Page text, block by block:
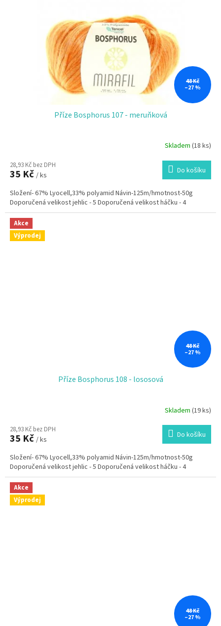
48 Kč
–27 %
Příze Bosphorus 107 - meruňková
Skladem (18 ks)
28,93 Kč bez DPH
35 Kč / ks Do košíku
Složení- 67% Lyocell,33% polyamid Návin-125m/hmotnost-50g
Doporučená velikost jehlic - 5 Doporučená velikost háčku - 4
Akce
Výprodej
48 Kč
–27 %
Příze Bosphorus 108 - lososová
Skladem (19 ks)
28,93 Kč bez DPH
35 Kč / ks Do košíku
Složení- 67% Lyocell,33% polyamid Návin-125m/hmotnost-50g
Doporučená velikost jehlic - 5 Doporučená velikost háčku - 4
Akce
Výprodej
48 Kč
–27 %